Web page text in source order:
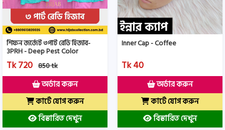
শিফন জর্জেট ৩পার্ট রেডি হিজাব-
3PRH - Deep Pest Color
Tk 720 850 tk
অর্ডার করুন
কার্টে যোগ করুন
বিস্তারিত দেখুন
Inner Cap - Coffee
Tk 40
অর্ডার করুন
কার্টে যোগ করুন
বিস্তারিত দেখুন